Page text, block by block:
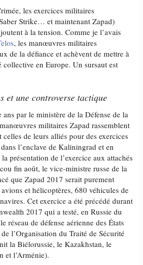
les exercices militaires
Strike… et maintenant Zapad)
à la tension. Comme je l’avais
, les manœuvres militaires
de la défiance et achèvent de mettre à
collective en Europe. Un sursaut est
et une controverse tactique
ans par le ministère de la Défense de la
militaires Zapad rassemblent
celles de leurs alliés pour des exercices
l’enclave de Kaliningrad et en
présentation de l’exercice aux attachés
fin août, le vice-ministre russe de la
que Zapad 2017 serait purement
et hélicoptères, 680 véhicules de
Cet exercice a été précédé durant
2017 qui a testé, en Russie du
réseau de défense aérienne des États
l’Organisation du Traité de Sécurité
la Biélorussie, le Kazakhstan, le
et l’Arménie).